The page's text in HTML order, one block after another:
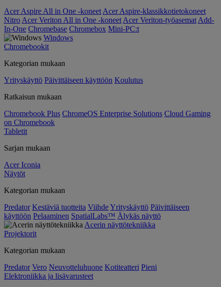
Acer Aspire All in One -koneet Acer Aspire-klassikkotietokoneet
Nitro Acer Veriton All in One -koneet Acer Veriton-työasemat Add-
In-One Chromebase Chromebox Mini-PC:t
Windows
Chromebookit
Kategorian mukaan
Yrityskäyttö Päivittäiseen käyttöön Koulutus
Ratkaisun mukaan
Chromebook Plus ChromeOS Enterprise Solutions Cloud Gaming
on Chromebook
Tabletit
Sarjan mukaan
Acer Iconia
Näytöt
Kategorian mukaan
Predator Kestäviä tuotteita ViihdeYrityskäyttö Päivittäiseen
käyttöön Pelaaminen SpatialLabs™ Älykäs näyttö
Acerin näyttötekniikka
Projektorit
Kategorian mukaan
Predator Vero Neuvotteluhuone Kotiteatteri Pieni
Elektroniikka ja lisävarusteet